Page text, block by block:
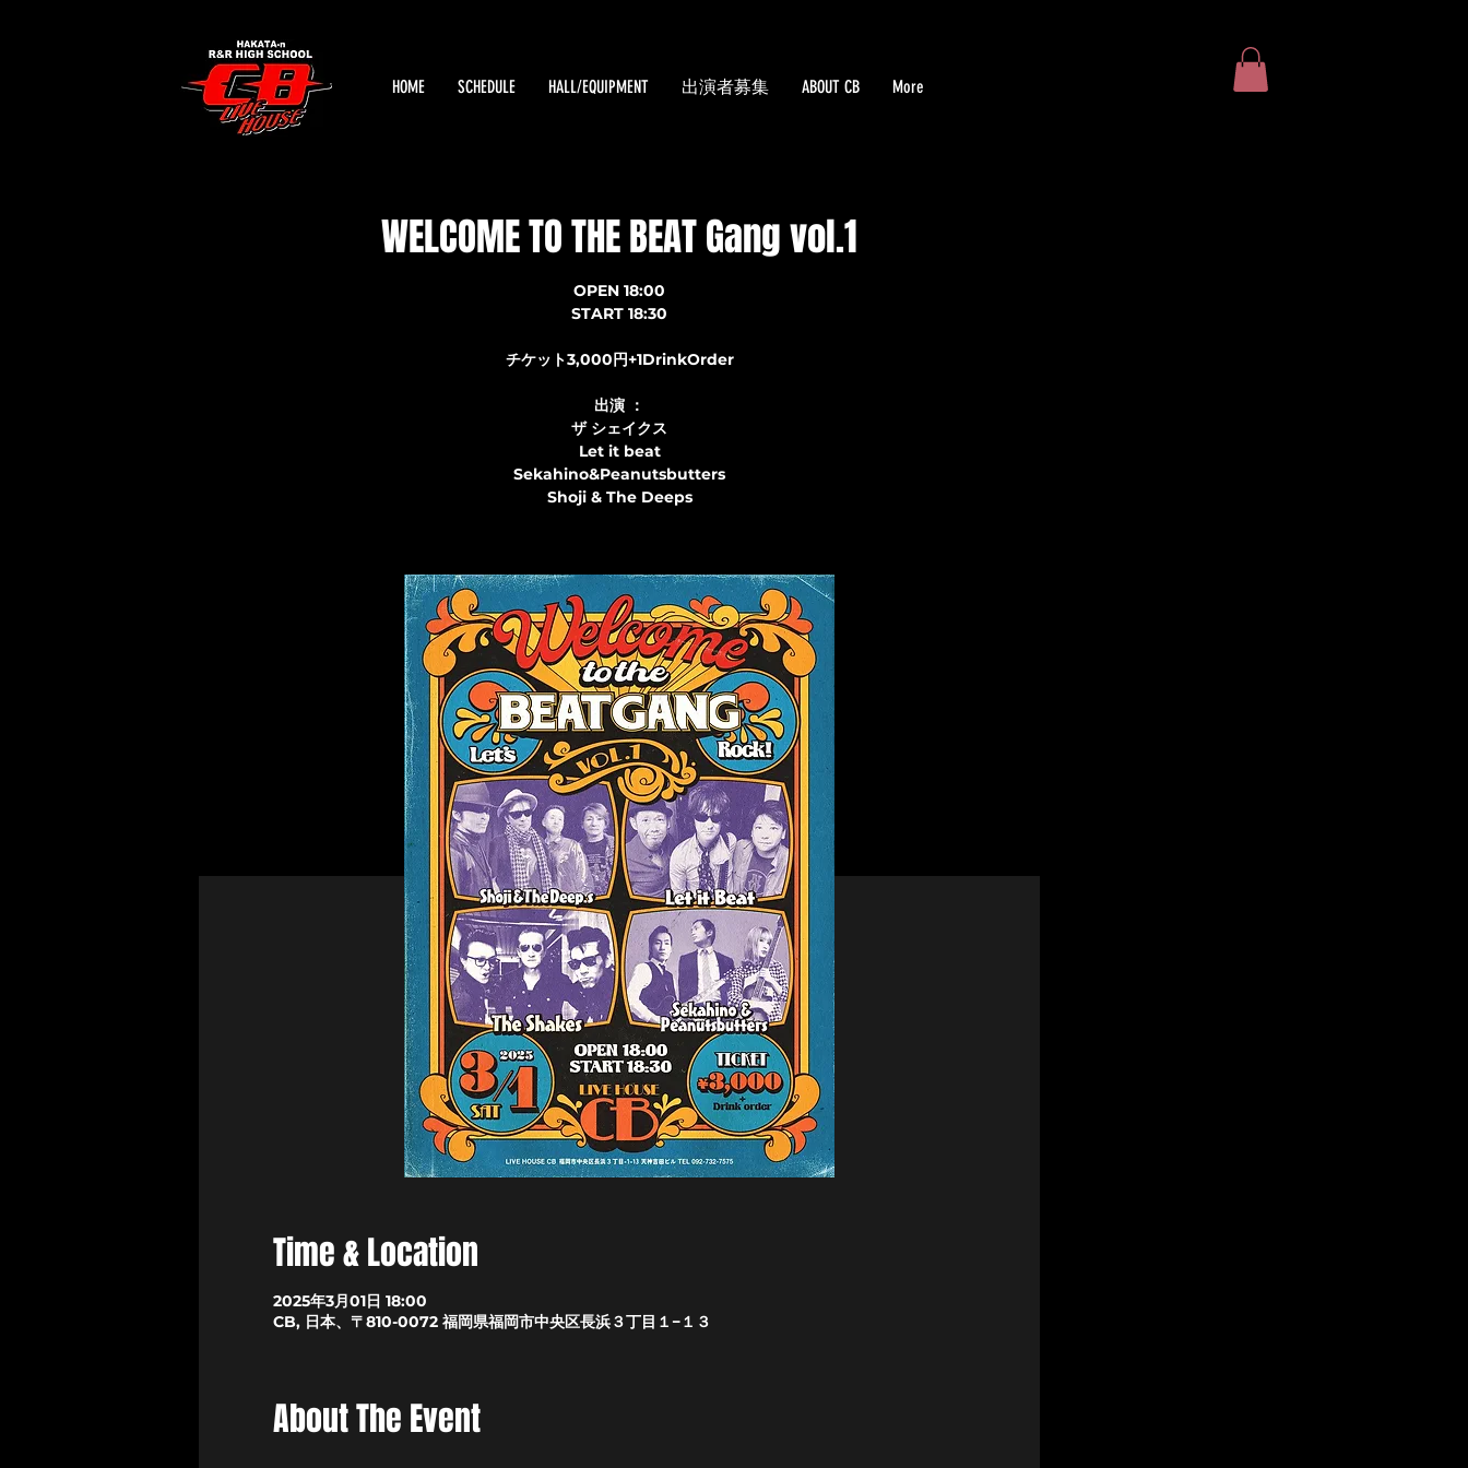
HOME SCHEDULE HALL/EQUIPMENT 出演者募集 ABOUT CB More
WELCOME TO THE BEAT Gang vol.1
OPEN 18:00
START 18:30
チケット3,000円+1DrinkOrder
出演 ：
ザ シェイクス
Let it beat
Sekahino&Peanutsbutters
Shoji & The Deeps
Time & Location
2025年3月01日 18:00
CB, 日本、〒810-0072 福岡県福岡市中央区長浜３丁目１−１３
About The Event